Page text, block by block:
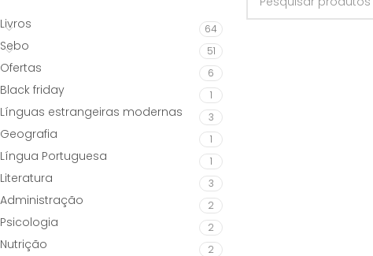
Livros 64
Sebo 51
Ofertas 6
Black friday 1
Línguas estrangeiras modernas 3
Geografia 1
Língua Portuguesa 1
Literatura 3
Administração 2
Psicologia 2
Nutrição 2